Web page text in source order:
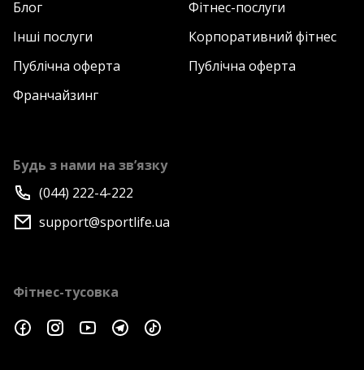
Блог
Фітнес-послуги
Інші послуги
Корпоративний фітнес
Публічна оферта
Публічна оферта
Франчайзинг
Будь з нами на зв’язку
(044) 222-4-222
support@sportlife.ua
Фітнес-тусовка